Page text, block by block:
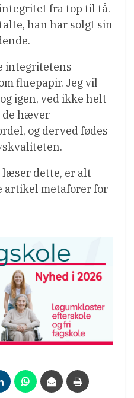
fra top til tå.
han har solgt sin
integritetens
fluepapir. Jeg vil
igen, ved ikke helt
de hæver
og derved fødes
læser dette, er alt
artikel metaforer for